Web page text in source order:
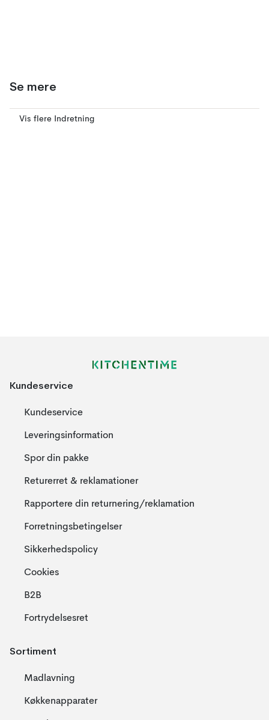
Se mere
Vis flere Indretning
Kundeservice
Kundeservice
Leveringsinformation
Spor din pakke
Returerret & reklamationer
Rapportere din returnering/reklamation
Forretningsbetingelser
Sikkerhedspolicy
Cookies
B2B
Fortrydelsesret
Sortiment
Madlavning
Køkkenapparater